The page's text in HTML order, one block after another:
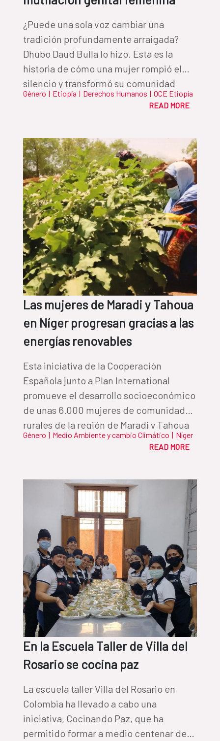
¿Puede una sola voz cambiar una
tradición profundamente arraigada?
Dhubo Daud Bulla lo hizo. Esta es la
historia de cómo una mujer rompió el
silencio y transformó su comunidad
Género | Etiopía | Derechos Humanos | OCE Etiopía
READ MORE
Las mujeres de Maradi y Tahoua
en Níger progresan gracias a las
energías renovables
Esta iniciativa de la Cooperación
Española junto a Plan International
promueve el desarrollo socioeconómico
de unas 6.000 mujeres de comunidades
rurales de la región de Maradi y Tahoua
(Níger) a través de las energías
Género | Medio Ambiente y cambio Climático | Níger
READ MORE
En la Escuela Taller de Villa del
Rosario se cocina paz
La escuela taller Villa del Rosario en
Colombia ha llevado a cabo una
iniciativa, Cocinando Paz, que ha
permitido formar a medio centenar de